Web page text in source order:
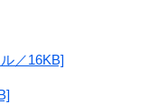
／16KB]